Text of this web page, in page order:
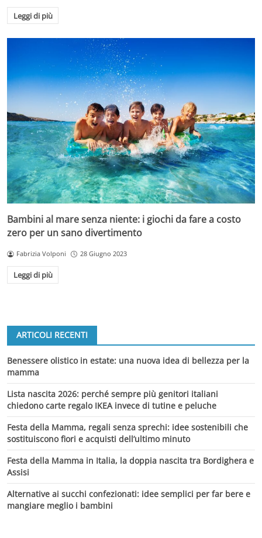
Leggi di più
Bambini al mare senza niente: i giochi da fare a costo
zero per un sano divertimento
Fabrizia Volponi 28 Giugno 2023
Leggi di più
ARTICOLI RECENTI
Benessere olistico in estate: una nuova idea di bellezza per la
mamma
Lista nascita 2026: perché sempre più genitori italiani
chiedono carte regalo IKEA invece di tutine e peluche
Festa della Mamma, regali senza sprechi: idee sostenibili che
sostituiscono fiori e acquisti dell’ultimo minuto
Festa della Mamma in Italia, la doppia nascita tra Bordighera e
Assisi
Alternative ai succhi confezionati: idee semplici per far bere e
mangiare meglio i bambini